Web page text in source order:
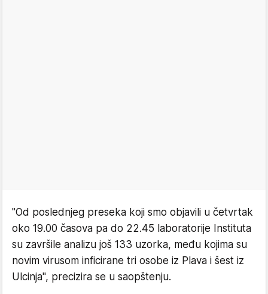
"Od poslednjeg preseka koji smo objavili u četvrtak
oko 19.00 časova pa do 22.45 laboratorije Instituta
su završile analizu još 133 uzorka, među kojima su
novim virusom inficirane tri osobe iz Plava i šest iz
Ulcinja", precizira se u saopštenju.